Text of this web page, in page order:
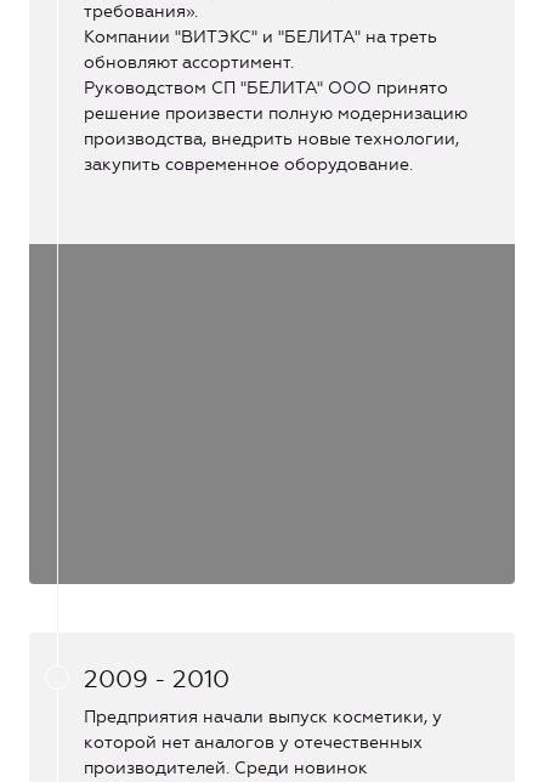
требования».
Компании "ВИТЭКС" и "БЕЛИТА" на треть
обновляют ассортимент.
Руководством СП "БЕЛИТА" ООО принято
решение произвести полную модернизацию
производства, внедрить новые технологии,
закупить современное оборудование.
2009 - 2010
Предприятия начали выпуск косметики, у
которой нет аналогов у отечественных
производителей. Среди новинок